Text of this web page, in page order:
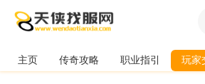
主页 传奇攻略 职业指引 玩家